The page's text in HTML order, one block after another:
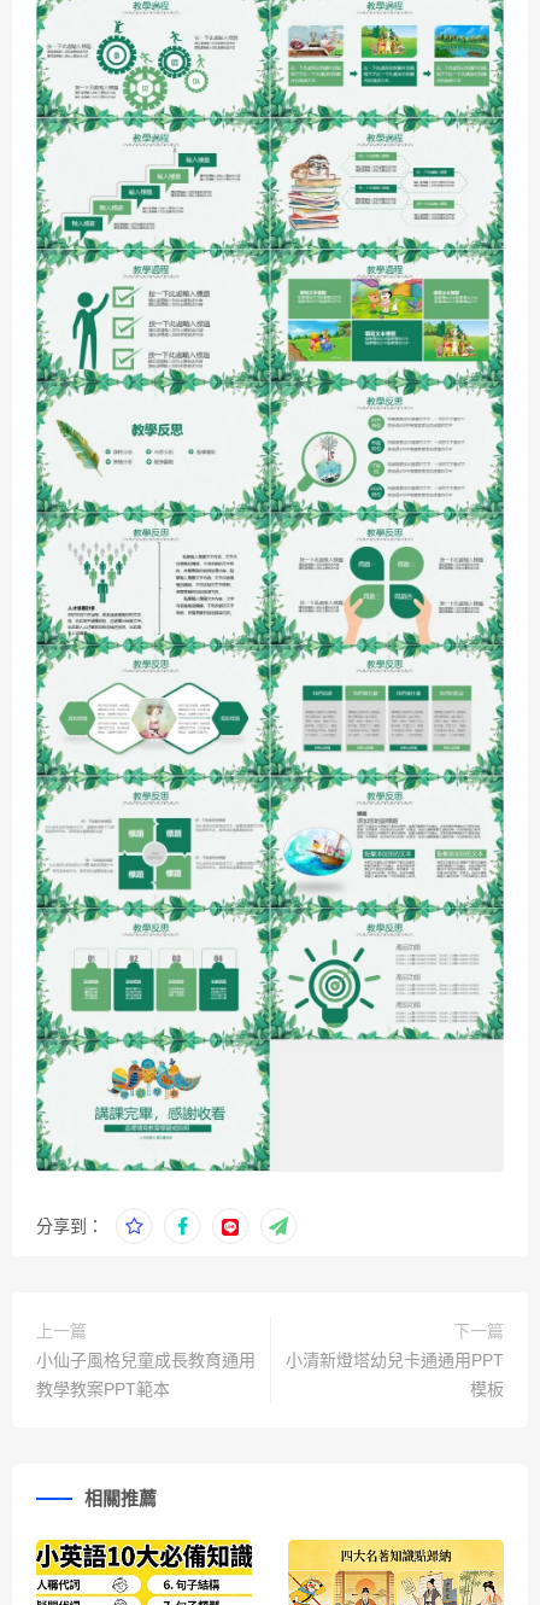
分享到：
上一篇
小仙子風格兒童成長教育通用
教學教案PPT範本
下一篇
小清新燈塔幼兒卡通通用PPT
模板
相關推薦